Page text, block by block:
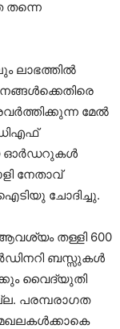
തന്നെ
ലാഭത്തിൽ
മേൽ
ഓർഡറുകൾ
നേതാവ്
ചോദിച്ചു.
തള്ളി 600
ബസ്സുകൾ
വൈദ്യുതി
പരമ്പരാഗത